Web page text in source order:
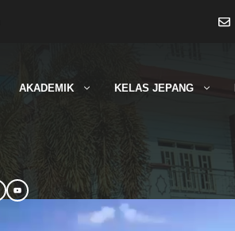
AKADEMIK KELAS JEPANG